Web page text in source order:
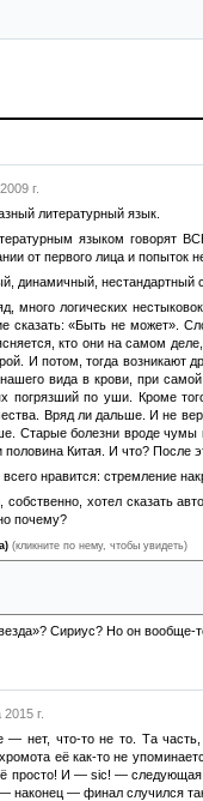
г.
литературный язык.
языком говорят
от первого лица и
динамичный, нестандартный
много логических
сказать: «Быть не может».
кто они на самом
И потом, тогда возникают
вида в крови, при
погрязший по уши. Кроме
Вряд ли дальше. И не
Старые болезни вроде
Китая. И что? После
нравится: стремление
собственно, хотел сказать
почему?
(кликните по нему, чтобы увидеть)
Сириус? Но он вообще-
г.
— нет, что-то не то. Та
её как-то не
просто! И — sic! — следующая
наконец — финал случился